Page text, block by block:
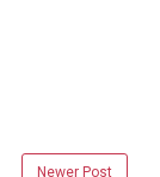
Newer Post